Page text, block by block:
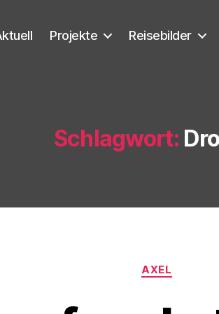
Projekte Reisebilder
Schlagwort:
Kategorien
AXEL